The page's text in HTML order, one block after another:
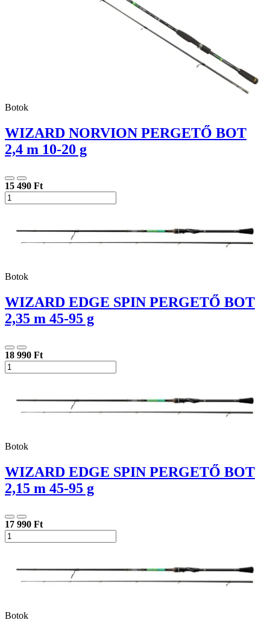
Botok
WIZARD NORVION PERGETŐ BOT
2,4 m 10-20 g
15 490 Ft
Botok
WIZARD EDGE SPIN PERGETŐ BOT
2,35 m 45-95 g
18 990 Ft
Botok
WIZARD EDGE SPIN PERGETŐ BOT
2,15 m 45-95 g
17 990 Ft
Botok